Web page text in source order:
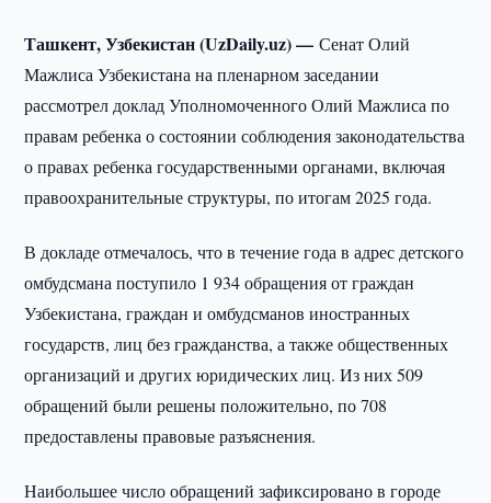
Ташкент, Узбекистан (UzDaily.uz) —Сенат Олий
Мажлиса Узбекистана на пленарном заседании
рассмотрел доклад Уполномоченного Олий Мажлиса по
правам ребенка о состоянии соблюдения законодательства
о правах ребенка государственными органами, включая
правоохранительные структуры, по итогам 2025 года.
В докладе отмечалось, что в течение года в адрес детского
омбудсмана поступило 1 934 обращения от граждан
Узбекистана, граждан и омбудсманов иностранных
государств, лиц без гражданства, а также общественных
организаций и других юридических лиц. Из них 509
обращений были решены положительно, по 708
предоставлены правовые разъяснения.
Наибольшее число обращений зафиксировано в городе